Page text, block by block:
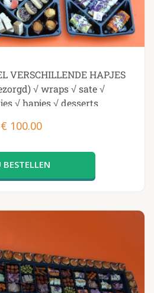
VERSCHILLENDE HAPJES
√ wraps √ sate √
√ hapjes √ desserts
€ 100.00